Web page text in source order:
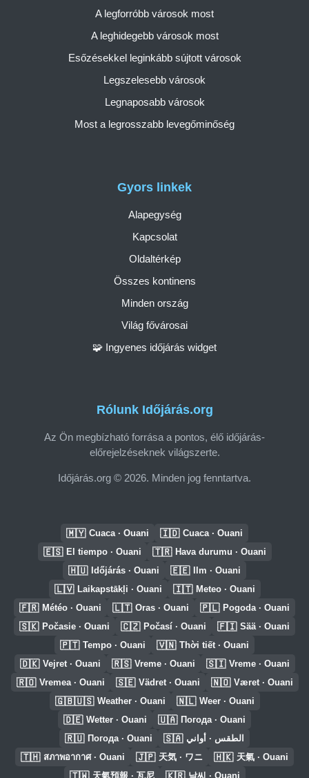
Rólunk Időjárás.org
Az Ön megbízható forrása a pontos, élő időjárás-
előrejelzéseknek világszerte.
Időjárás.org © 2026. Minden jog fenntartva.
Gyors linkek
Alapegység
Kapcsolat
Oldaltérkép
Összes kontinens
Minden ország
Világ fővárosai
🧩 Ingyenes időjárás widget
A legforróbb városok most
A leghidegebb városok most
Esőzésekkel leginkább sújtott városok
Legszelesebb városok
Legnaposabb városok
Most a legrosszabb levegőminőség
🇲🇾 Cuaca · Ouani 🇮🇩 Cuaca · Ouani
🇪🇸 El tiempo · Ouani 🇹🇷 Hava durumu · Ouani
🇭🇺 Időjárás · Ouani 🇪🇪 Ilm · Ouani
🇱🇻 Laikapstākļi · Ouani 🇮🇹 Meteo · Ouani
🇫🇷 Météo · Ouani 🇱🇹 Oras · Ouani 🇵🇱 Pogoda · Ouani
🇸🇰 Počasie · Ouani 🇨🇿 Počasí · Ouani 🇫🇮 Sää · Ouani
🇵🇹 Tempo · Ouani 🇻🇳 Thời tiết · Ouani
🇩🇰 Vejret · Ouani 🇷🇸 Vreme · Ouani 🇸🇮 Vreme · Ouani
🇷🇴 Vremea · Ouani 🇸🇪 Vädret · Ouani 🇳🇴 Været · Ouani
🇬🇧🇺🇸 Weather · Ouani 🇳🇱 Weer · Ouani
🇩🇪 Wetter · Ouani 🇺🇦 Погода · Ouani
🇷🇺 Погода · Ouani 🇸🇦 الطقس · أواني
🇹🇭 สภาพอากาศ · Ouani 🇯🇵 天気 · ワニ 🇭🇰 天氣 · Ouani
🇹🇼 天氣預報 · 瓦尼 🇰🇷 날씨 · Ouani